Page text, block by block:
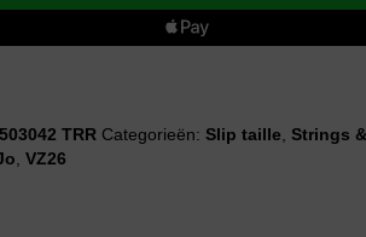
TRR Categorieën:Slip taille ,Strings
,VZ26